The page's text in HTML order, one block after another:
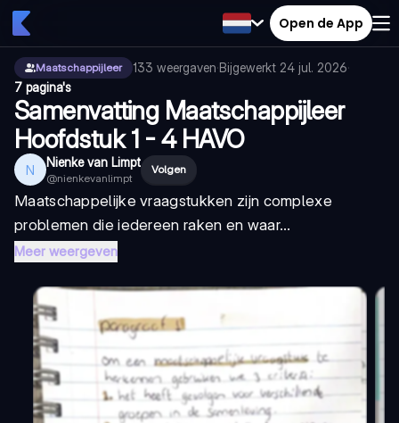
Open de App
Maatschappijleer 133 weergaven·Bijgewerkt 24 jul. 2026·
7 pagina's
Samenvatting Maatschappijleer
Hoofdstuk 1 - 4 HAVO
N Nienke van Limpt
@nienkevanlimpt
Volgen
Maatschappelijke vraagstukken zijn complexe
problemen die iedereen raken en waar...
Meer weergeven